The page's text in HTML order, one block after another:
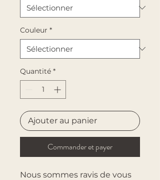
Couleur *
Quantité *
Ajouter au panier
Commander et payer
Nous sommes ravis de vous